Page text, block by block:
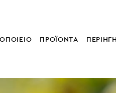
ΠΡΟΪΟΝΤΑ